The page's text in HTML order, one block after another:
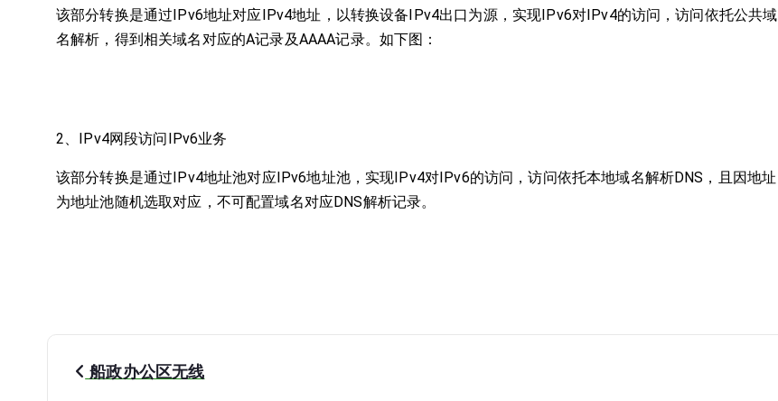
该部分转换是通过IPv6地址对应IPv4地址，以转换设备IPv4出口为源，实现IPv6对IPv4的访问，访问依托公共域
名解析，得到相关域名对应的A记录及AAAA记录。如下图：
2、IPv4网段访问IPv6业务
该部分转换是通过IPv4地址池对应IPv6地址池，实现IPv4对IPv6的访问，访问依托本地域名解析DNS，且因地址
为地址池随机选取对应，不可配置域名对应DNS解析记录。
船政办公区无线